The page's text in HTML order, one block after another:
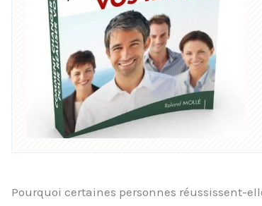
Pourquoi certaines personnes réussissent-